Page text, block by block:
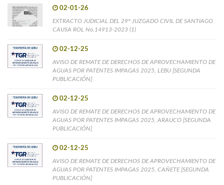
02-01-26
EXTRACTO JUDICIAL DEL 29° JUZGADO CIVIL DE SANTIAGO
CAUSA ROL No.14913-2023 (1)
02-12-25
AVISO DE REMATE DE DERECHOS DE APROVECHAMIENTO DE
AGUAS POR PATENTES IMPAGAS 2025, LEBU [SEGUNDA
PUBLICACIÓN]
02-12-25
AVISO DE REMATE DE DERECHOS DE APROVECHAMIENTO DE
AGUAS POR PATENTES IMPAGAS 2025, ARAUCO [SEGUNDA
PUBLICACIÓN]
02-12-25
AVISO DE REMATE DE DERECHOS DE APROVECHAMIENTO DE
AGUAS POR PATENTES IMPAGAS 2025, CAÑETE [SEGUNDA
PUBLICACIÓN]